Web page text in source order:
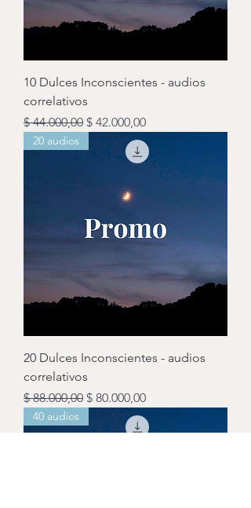
10 Dulces Inconscientes - audios
correlativos
Precio
$ 44.000,00 Precio de oferta
$ 42.000,00
20 audios
20 Dulces Inconscientes - audios
correlativos
Precio
$ 88.000,00 Precio de oferta
$ 80.000,00
40 audios